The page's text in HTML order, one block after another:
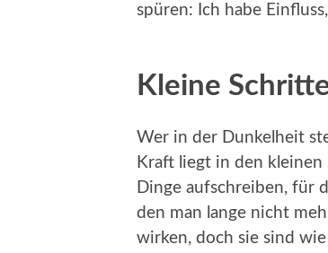
spüren: Ich habe
Kleine
Wer in der Dunkelheit
Kraft liegt in den kleinen
Dinge aufschreiben, für
den man lange nicht
wirken, doch sie sind